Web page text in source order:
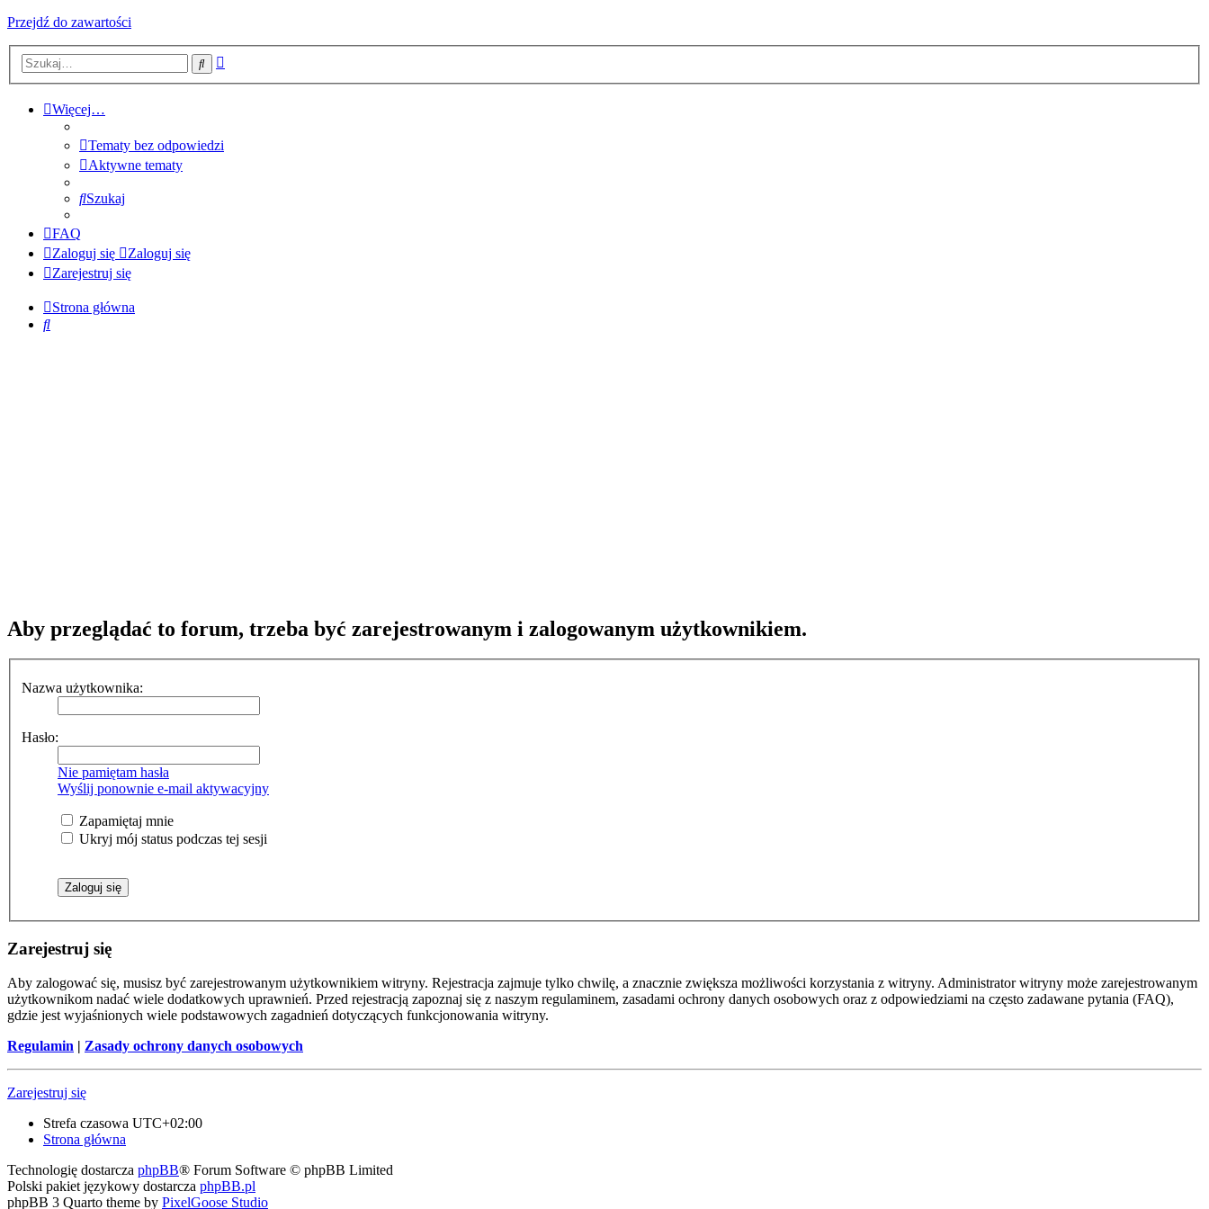
Przejdź do zawartości
Szukaj
Więcej…
Tematy bez odpowiedzi
Aktywne tematy
Szukaj
FAQ
Zaloguj się
Zaloguj się
Zarejestruj się
Strona główna
Szukaj
Aby przeglądać to forum, trzeba być zarejestrowanym i zalogowanym użytkownikiem.
Nazwa użytkownika:
Hasło:
Nie pamiętam hasła
Wyślij ponownie e-mail aktywacyjny
Zapamiętaj mnie
Ukryj mój status podczas tej sesji
Zarejestruj się
Aby zalogować się, musisz być zarejestrowanym użytkownikiem witryny. Rejestracja zajmuje tylko chwilę, a znacznie zwiększa możliwości korzystania z witryny. Administrator witryny może zarejestrowanym
użytkownikom nadać wiele dodatkowych uprawnień. Przed rejestracją zapoznaj się z naszym regulaminem, zasadami ochrony danych osobowych oraz z odpowiedziami na często zadawane pytania (FAQ),
gdzie jest wyjaśnionych wiele podstawowych zagadnień dotyczących funkcjonowania witryny.
Regulamin | Zasady ochrony danych osobowych
Zarejestruj się
Strefa czasowa UTC+02:00
Strona główna
Technologię dostarcza phpBB® Forum Software © phpBB Limited
Polski pakiet językowy dostarcza phpBB.pl
phpBB 3 Quarto theme by PixelGoose Studio